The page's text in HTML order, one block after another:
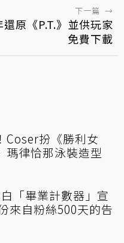
下一篇 →
原《P.T.》並供玩家
免費下載
Coser扮《勝利女
瑪律恰那泳裝造型
「畢業計數器」宣
來自粉絲500天的告